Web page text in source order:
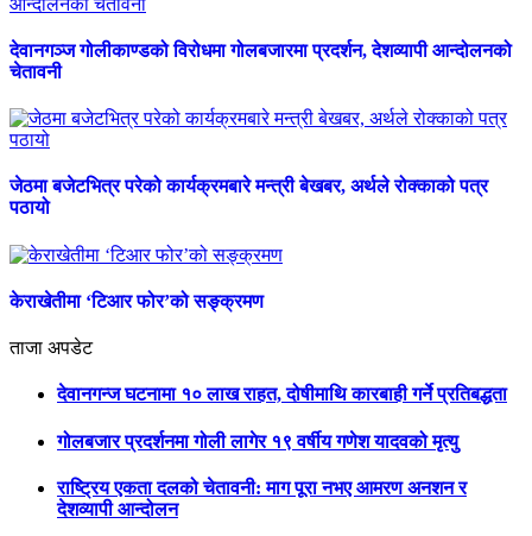
देवानगञ्ज गोलीकाण्डको विरोधमा गोलबजारमा प्रदर्शन, देशव्यापी आन्दोलनको
चेतावनी
जेठमा बजेटभित्र परेको कार्यक्रमबारे मन्त्री बेखबर, अर्थले रोक्काको पत्र
पठायो
केराखेतीमा ‘टिआर फोर’को सङ्क्रमण
ताजा अपडेट
देवानगन्ज घटनामा १० लाख राहत, दोषीमाथि कारबाही गर्ने प्रतिबद्धता
गोलबजार प्रदर्शनमा गोली लागेर १९ वर्षीय गणेश यादवको मृत्यु
राष्ट्रिय एकता दलको चेतावनी: माग पूरा नभए आमरण अनशन र
देशव्यापी आन्दोलन